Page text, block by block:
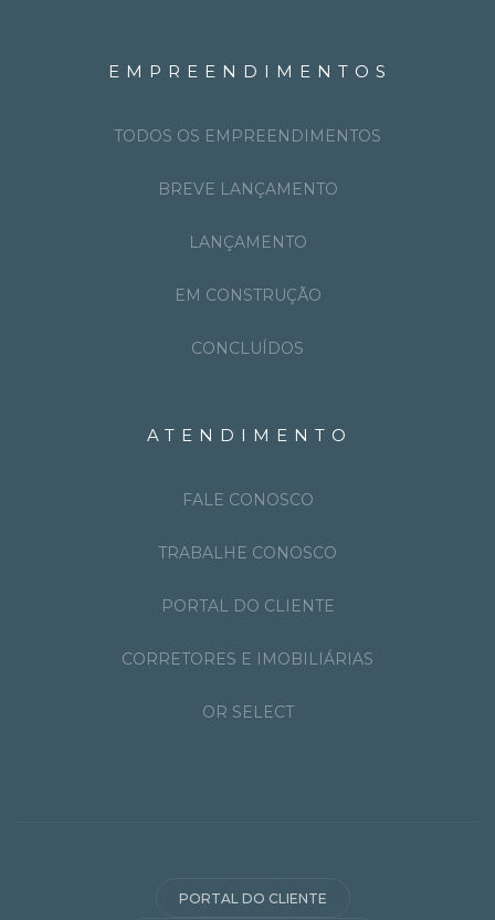
EMPREENDIMENTOS
TODOS OS EMPREENDIMENTOS
BREVE LANÇAMENTO
LANÇAMENTO
EM CONSTRUÇÃO
CONCLUÍDOS
ATENDIMENTO
FALE CONOSCO
TRABALHE CONOSCO
PORTAL DO CLIENTE
CORRETORES E IMOBILIÁRIAS
OR SELECT
PORTAL DO CLIENTE